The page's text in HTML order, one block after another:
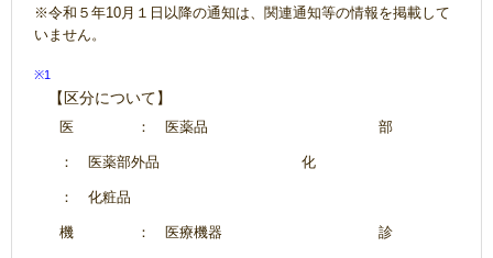
※令和５年10月１日以降の通知は、関連通知等の情報を掲載して
いません。
※1
【区分について】
医 ： 医薬品 部
： 医薬部外品 化
： 化粧品
機 ： 医療機器 診